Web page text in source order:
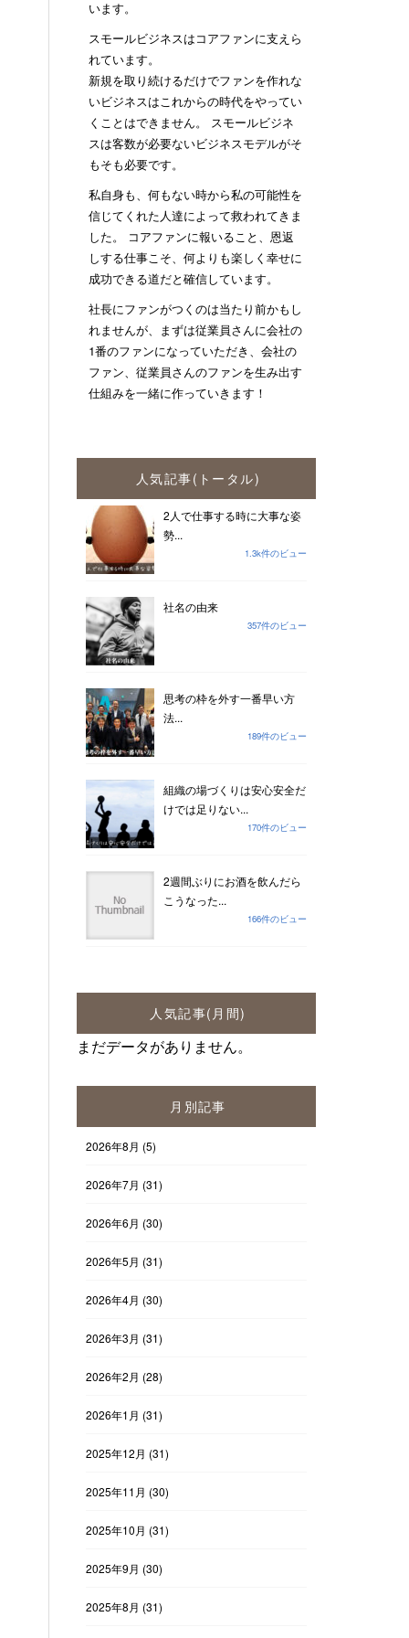
います。
スモールビジネスはコアファンに支えら
れています。
新規を取り続けるだけでファンを作れな
いビジネスはこれからの時代をやってい
くことはできません。 スモールビジネ
スは客数が必要ないビジネスモデルがそ
もそも必要です。
私自身も、何もない時から私の可能性を
信じてくれた人達によって救われてきま
した。 コアファンに報いること、恩返
しする仕事こそ、何よりも楽しく幸せに
成功できる道だと確信しています。
社長にファンがつくのは当たり前かもし
れませんが、まずは従業員さんに会社の
1番のファンになっていただき、会社の
ファン、従業員さんのファンを生み出す
仕組みを一緒に作っていきます！
人気記事(トータル)
2人で仕事する時に大事な姿
勢...
1.3k件のビュー
社名の由来
357件のビュー
思考の枠を外す一番早い方
法...
189件のビュー
組織の場づくりは安心安全だ
けでは足りない...
170件のビュー
2週間ぶりにお酒を飲んだら
こうなった...
166件のビュー
人気記事(月間)
まだデータがありません。
月別記事
2026年8月 (5)
2026年7月 (31)
2026年6月 (30)
2026年5月 (31)
2026年4月 (30)
2026年3月 (31)
2026年2月 (28)
2026年1月 (31)
2025年12月 (31)
2025年11月 (30)
2025年10月 (31)
2025年9月 (30)
2025年8月 (31)